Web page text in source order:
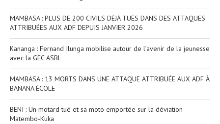
MAMBASA : PLUS DE 200 CIVILS DÉJÀ TUÉS DANS DES ATTAQUES
ATTRIBUÉES AUX ADF DEPUIS JANVIER 2026
Kananga : Fernand Ilunga mobilise autour de l’avenir de la jeunesse
avec la GEC ASBL
MAMBASA : 13 MORTS DANS UNE ATTAQUE ATTRIBUÉE AUX ADF À
BANANA ÉCOLE
BENI : Un motard tué et sa moto emportée sur la déviation
Matembo-Kuka